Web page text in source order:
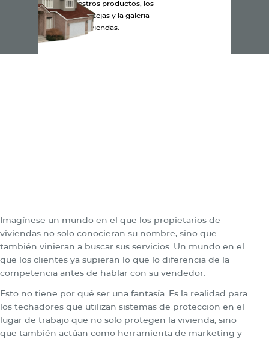
Imagínese un mundo en el que los propietarios de
viviendas no solo conocieran su nombre, sino que
también vinieran a buscar sus servicios. Un mundo en el
que los clientes ya supieran lo que lo diferencia de la
competencia antes de hablar con su vendedor.
Esto no tiene por qué ser una fantasía. Es la realidad para
los techadores que utilizan sistemas de protección en el
lugar de trabajo que no solo protegen la vivienda, sino
que también actúan como herramienta de marketing y
Explora nuestros productos, los
colores de las tejas y la galería
de viviendas.